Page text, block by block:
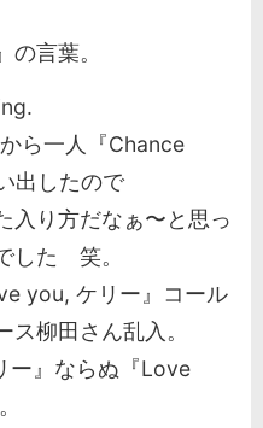
言葉。
ら一人『Chance
出したので
入り方だなぁ〜と思っ
した 笑。
you, ケリー』コール
柳田さん乱入。
ー』ならぬ『Love